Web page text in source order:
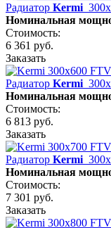
Радиатор Kermi
Номинальная
Стоимость:
6 361 руб.
Заказать
Радиатор Kermi
Номинальная
Стоимость:
6 813 руб.
Заказать
Радиатор Kermi
Номинальная
Стоимость:
7 301 руб.
Заказать